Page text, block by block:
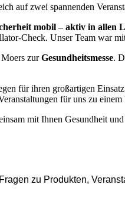
auf zwei spannenden
mobil – aktiv in allen
Check. Unser Team war
zurGesundheitsmesse.
für ihren großartigen
für uns zu
mit Ihnen Gesundheit
zu Produkten,